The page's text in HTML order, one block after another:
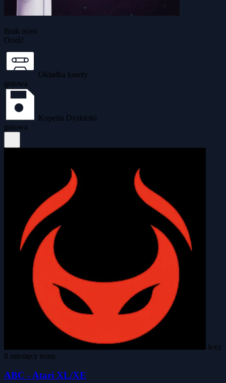
Brak ocen
Oceń!
Okładka kasety
gotowa
Koperta Dyskietki
gotowa
lexx
8 miesięcy temu
ABC - Atari XL/XE